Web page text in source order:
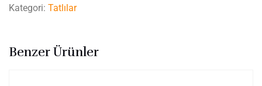
Kategori: Tatlılar
Benzer Ürünler